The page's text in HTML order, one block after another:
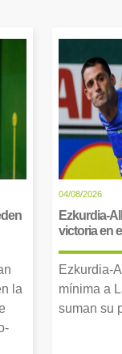
la
04/08/2026
Ezkurdia-
victoria en
Ezkurdia-
mínima a
suman su